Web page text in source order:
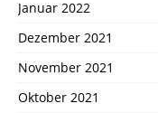
Januar 2022
Dezember 2021
November 2021
Oktober 2021